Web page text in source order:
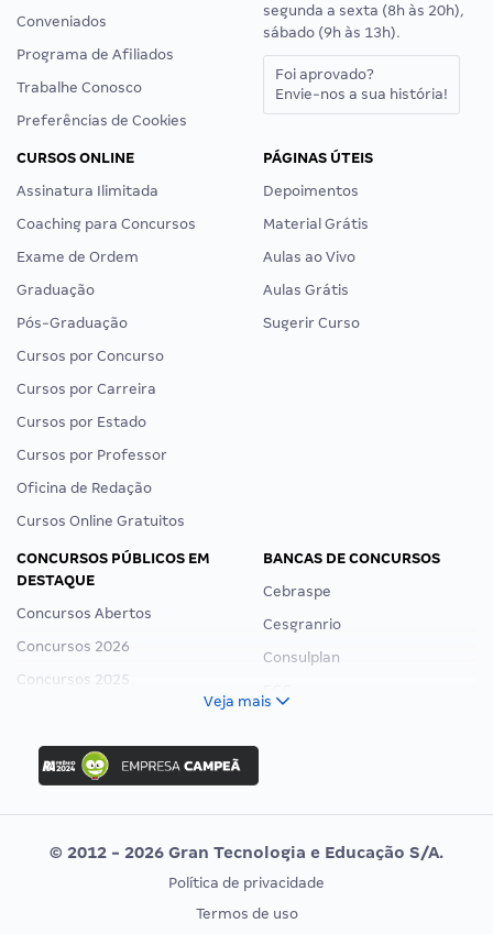
Conveniados
Programa de Afiliados
Trabalhe Conosco
Preferências de Cookies
segunda a sexta (8h às 20h),
sábado (9h às 13h).
Foi aprovado?
Envie-nos a sua história!
CURSOS ONLINE
Assinatura Ilimitada
Coaching para Concursos
Exame de Ordem
Graduação
Pós-Graduação
Cursos por Concurso
Cursos por Carreira
Cursos por Estado
Cursos por Professor
Oficina de Redação
Cursos Online Gratuitos
PÁGINAS ÚTEIS
Depoimentos
Material Grátis
Aulas ao Vivo
Aulas Grátis
Sugerir Curso
CONCURSOS PÚBLICOS EM
DESTAQUE
Concursos Abertos
Concursos 2026
Concursos 2025
Concurso Ibama
Concurso MPU
Editais publicados
BANCAS DE CONCURSOS
Cebraspe
Cesgranrio
Consulplan
Vunesp
CONCURSOS POR PROFISSÃO
EXAME DE ORDEM
Veja mais
© 2012 - 2026 Gran Tecnologia e Educação S/A.
Política de privacidade
Termos de uso